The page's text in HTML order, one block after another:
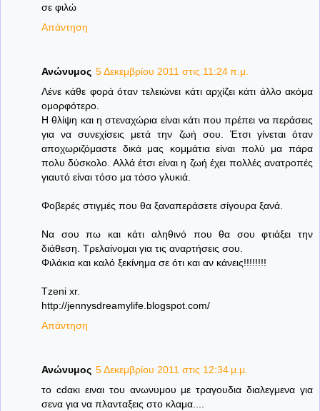
σε φιλώ
Απάντηση
Ανώνυμος 5 Δεκεμβρίου 2011 στις 11:24 π.μ.
Λένε κάθε φορά όταν τελειώνει κάτι αρχίζει κάτι άλλο ακόμα
ομορφότερο.
Η θλίψη και η στεναχώρια είναι κάτι που πρέπει να περάσεις
για να συνεχίσεις μετά την ζωή σου. Έτσι γίνεται όταν
αποχωριζόμαστε δικά μας κομμάτια είναι πολύ μα πάρα
πολυ δύσκολο. Αλλά έτσι είναι η ζωή έχει πολλές ανατροπές
γιαυτό είναι τόσο μα τόσο γλυκιά.
Φοβερές στιγμές που θα ξαναπεράσετε σίγουρα ξανά.
Να σου πω και κάτι αληθινό που θα σου φτιάξει την
διάθεση. Τρελαίνομαι για τις αναρτήσεις σου.
Φιλάκια και καλό ξεκίνημα σε ότι και αν κάνεις!!!!!!!!
Tzeni xr.
http://jennysdreamylife.blogspot.com/
Απάντηση
Ανώνυμος 5 Δεκεμβρίου 2011 στις 12:34 μ.μ.
το cdακι ειναι του ανωνυμου με τραγουδια διαλεγμενα για
σενα για να πλανταξεις στο κλαμα....